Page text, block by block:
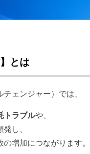
とは
ェンジャー）では、
トラブルや、
発し、
増加につながります。